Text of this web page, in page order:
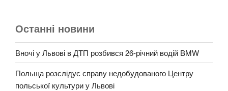
Останні новини
Вночі у Львові в ДТП розбився 26-річний водій BMW
Польща розслідує справу недобудованого Центру
польської культури у Львові